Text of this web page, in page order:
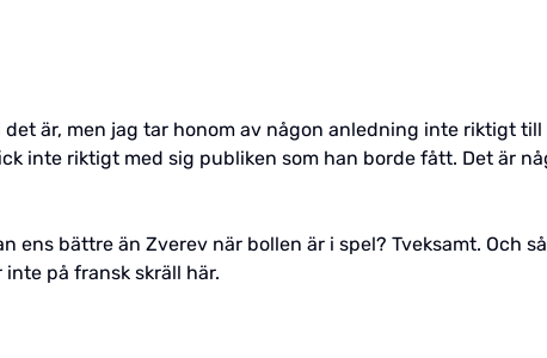
är, men jag tar honom av någon anledning inte riktigt till
inte riktigt med sig publiken som han borde fått. Det är
ens bättre än Zverev när bollen är i spel? Tveksamt. Och
på fransk skräll här.